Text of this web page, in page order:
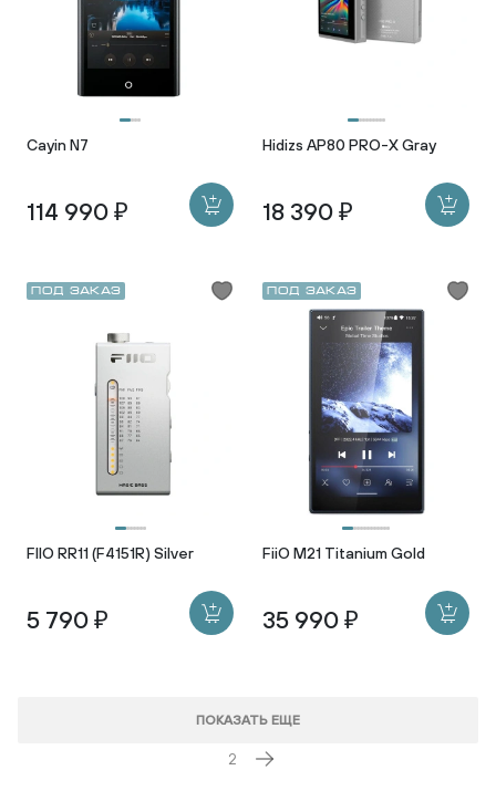
Cayin N7
114 990 ₽
Hidizs AP80 PRO-X Gray
18 390 ₽
Под заказ
FIIO RR11 (F4151R) Silver
5 790 ₽
Под заказ
FiiO M21 Titanium Gold
35 990 ₽
ПОКАЗАТЬ ЕЩЕ
2